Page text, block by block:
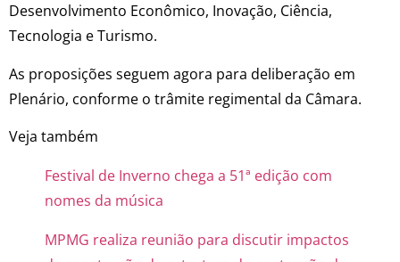
Desenvolvimento Econômico, Inovação, Ciência,
Tecnologia e Turismo.
As proposições seguem agora para deliberação em
Plenário, conforme o trâmite regimental da Câmara.
Veja também
Festival de Inverno chega a 51ª edição com
nomes da música
MPMG realiza reunião para discutir impactos